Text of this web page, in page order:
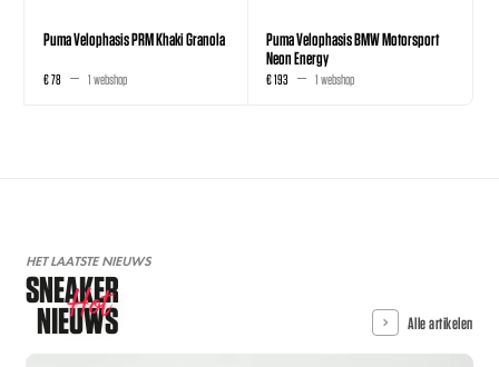
Puma Velophasis PRM Khaki Granola
€ 78 1 webshop
Puma Velophasis BMW Motorsport
Neon Energy
€ 193 1 webshop
HET LAATSTE NIEUWS
SNEAKER
NIEUWS
Hot Alle artikelen